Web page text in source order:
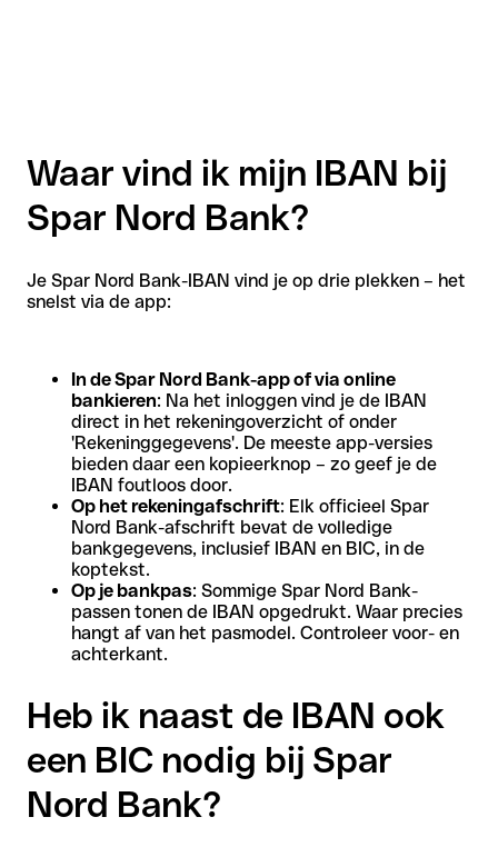
Waar vind ik mijn IBAN bij
Spar Nord Bank?
Je Spar Nord Bank-IBAN vind je op drie plekken – het
snelst via de app:
In de Spar Nord Bank-app of via online
bankieren: Na het inloggen vind je de IBAN
direct in het rekeningoverzicht of onder
'Rekeninggegevens'. De meeste app-versies
bieden daar een kopieerknop – zo geef je de
IBAN foutloos door.
Op het rekeningafschrift: Elk officieel Spar
Nord Bank-afschrift bevat de volledige
bankgegevens, inclusief IBAN en BIC, in de
koptekst.
Op je bankpas: Sommige Spar Nord Bank-
passen tonen de IBAN opgedrukt. Waar precies
hangt af van het pasmodel. Controleer voor- en
achterkant.
Heb ik naast de IBAN ook
een BIC nodig bij Spar
Nord Bank?